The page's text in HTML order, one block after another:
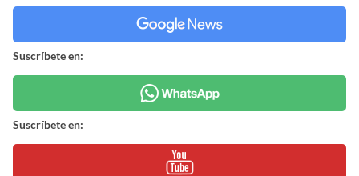
Suscríbete en:
Suscríbete en: